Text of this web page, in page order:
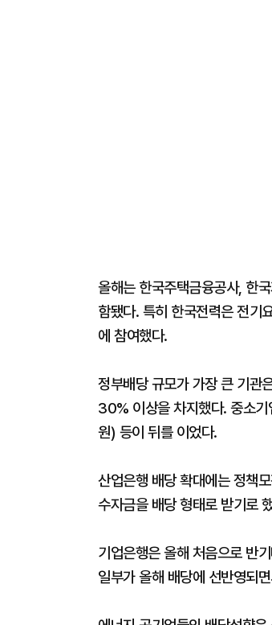
올해는 한국주택금융공사, 한
함됐다. 특히 한국전력은 전기
에 참여했다.
정부배당 규모가 가장 큰 기관
30% 이상을 차지했다. 중소
원) 등이 뒤를 이었다.
산업은행 배당 확대에는 정책
수자금을 배당 형태로 받기로
기업은행은 올해 처음으로 반
일부가 올해 배당에 선반영되